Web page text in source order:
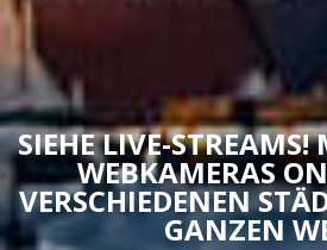
SIEHE LIVE-STREAMS!
WEBKAMERAS
VERSCHIEDENEN
GANZEN